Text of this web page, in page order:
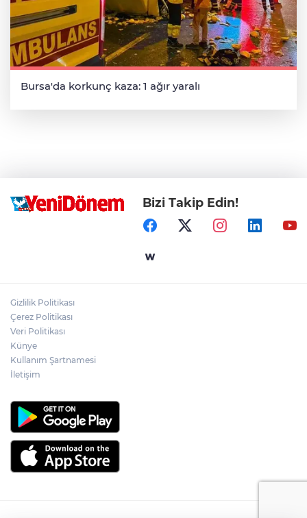
Bursa'da korkunç kaza: 1 ağır yaralı
Bizi Takip Edin!
Gizlilik Politikası
Çerez Politikası
Veri Politikası
Künye
Kullanım Şartnamesi
İletişim